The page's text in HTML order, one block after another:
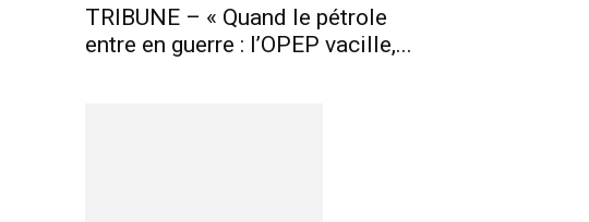
TRIBUNE – « Quand le pétrole
entre en guerre : l’OPEP vacille,...